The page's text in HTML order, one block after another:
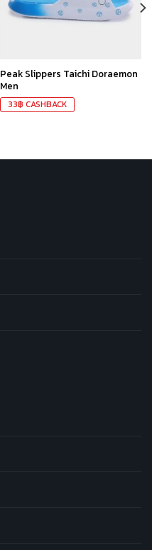
Peak Slippers Taichi Doraemon
Men
33฿ CASHBACK